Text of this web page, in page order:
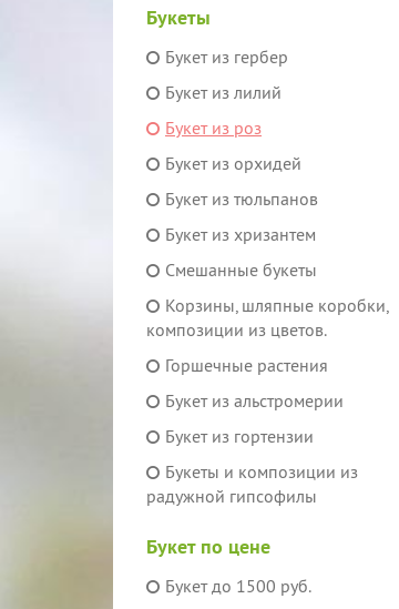
Букеты
Букет из гербер
Букет из лилий
Букет из роз
Букет из орхидей
Букет из тюльпанов
Букет из хризантем
Смешанные букеты
Корзины, шляпные коробки,
композиции из цветов.
Горшечные растения
Букет из альстромерии
Букет из гортензии
Букеты и композиции из
радужной гипсофилы
Букет по цене
Букет до 1500 руб.